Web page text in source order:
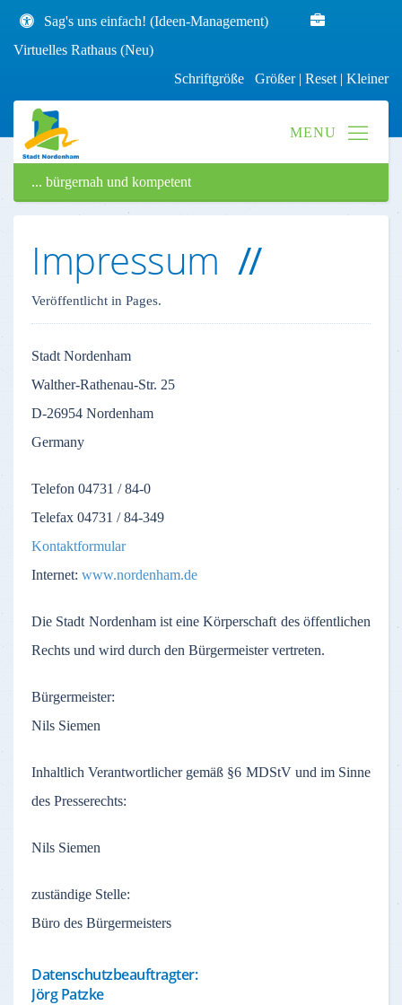
Sag's uns einfach! (Ideen-Management)
Virtuelles Rathaus (Neu)
Schriftgröße Größer| Reset | Kleiner
... bürgernah und kompetent
Impressum
Veröffentlicht in Pages.
Stadt Nordenham
Walther-Rathenau-Str. 25
D-26954 Nordenham
Germany
Telefon 04731 / 84-0
Telefax 04731 / 84-349
Kontaktformular
Internet: www.nordenham.de
Die Stadt Nordenham ist eine Körperschaft desöffentlichen
Rechts und wird durch den Bürgermeister vertreten.
Bürgermeister:
Nils Siemen
Inhaltlich Verantwortlicher gemäß §6 MDStVund im Sinne
des Presserechts:
Nils Siemen
zuständige Stelle:
Büro des Bürgermeisters
Datenschutzbeauftragter:
Jörg Patzke